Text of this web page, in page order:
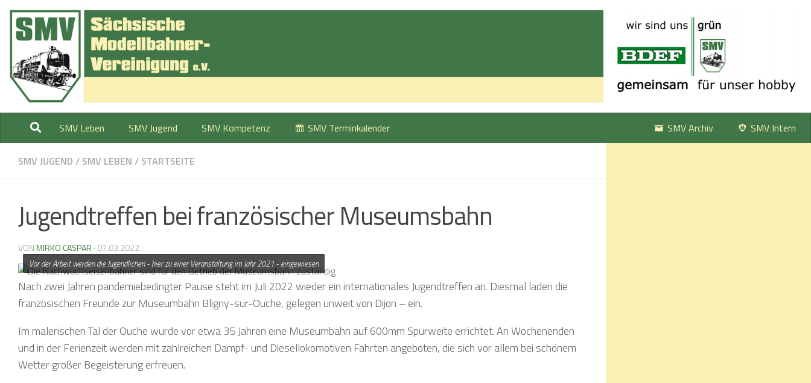
Zum Inhalt springen
SMV Leben SMV Jugend SMV Kompetenz SMV Intern
SMV Archiv
SMV Terminkalender
SMV JUGEND / SMV LEBEN / STARTSEITE
Jugendtreffen bei französischer Museumsbahn
VONMIRKO CASPAR · 07.03.2022
Vor der Arbeit werden die Jugendlichen - hier zu einer Veranstaltung im Jahr 2021 - eingewiesen
Nach zwei Jahren pandemiebedingter Pause steht im Juli 2022 wieder ein internationales Jugendtreffen an. Diesmal laden die
französischen Freunde zur Museumbahn Bligny-sur-Ouche, gelegen unweit von Dijon – ein.
Im malerischen Tal der Ouche wurde vor etwa 35 Jahren eine Museumbahn auf 600mm Spurweite errichtet. An Wochenenden
und in der Ferienzeit werden mit zahlreichen Dampf- und Diesellokomotiven Fahrten angeboten, die sich vor allem bei schönem
Wetter großer Begeisterung erfreuen.